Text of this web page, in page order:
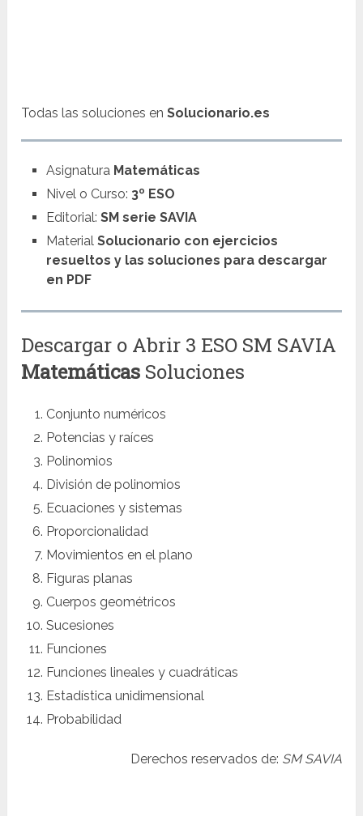
Todas las soluciones enSolucionario.es
Asignatura Matemáticas
Nivel o Curso: 3º ESO
Editorial: SM serie SAVIA
Material Solucionario con ejercicios
resueltos y las soluciones para descargar
en PDF
Descargar o Abrir 3 ESO SM SAVIA
Matemáticas Soluciones
Conjunto numéricos
Potencias y raíces
Polinomios
División de polinomios
Ecuaciones y sistemas
Proporcionalidad
Movimientos en el plano
Figuras planas
Cuerpos geométricos
Sucesiones
Funciones
Funciones lineales y cuadráticas
Estadística unidimensional
Probabilidad
Derechos reservados de: SM SAVIA